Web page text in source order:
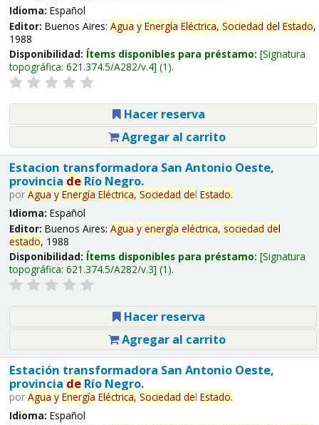
Idioma: Español
Editor: Buenos Aires: Agua y Energía Eléctrica, Sociedad del Estado,
1988
Disponibilidad: Ítems disponibles para préstamo: Signatura
topográfica: 621.374.5/A282/v.4 (1).
Hacer reserva
Agregar al carrito
Estacion transformadora San Antonio Oeste,
provincia deRío Negro.
por Agua y Energía Eléctrica, Sociedad del Estado.
Idioma: Español
Editor: Buenos Aires: Agua y energía eléctrica, sociedad del
estado, 1988
Disponibilidad: Ítems disponibles para préstamo: Signatura
topográfica: 621.374.5/A282/v.3 (1).
Hacer reserva
Agregar al carrito
Estación transformadora San Antonio Oeste,
provincia deRío Negro.
por Agua y Energía Eléctrica, Sociedad del Estado.
Idioma: Español